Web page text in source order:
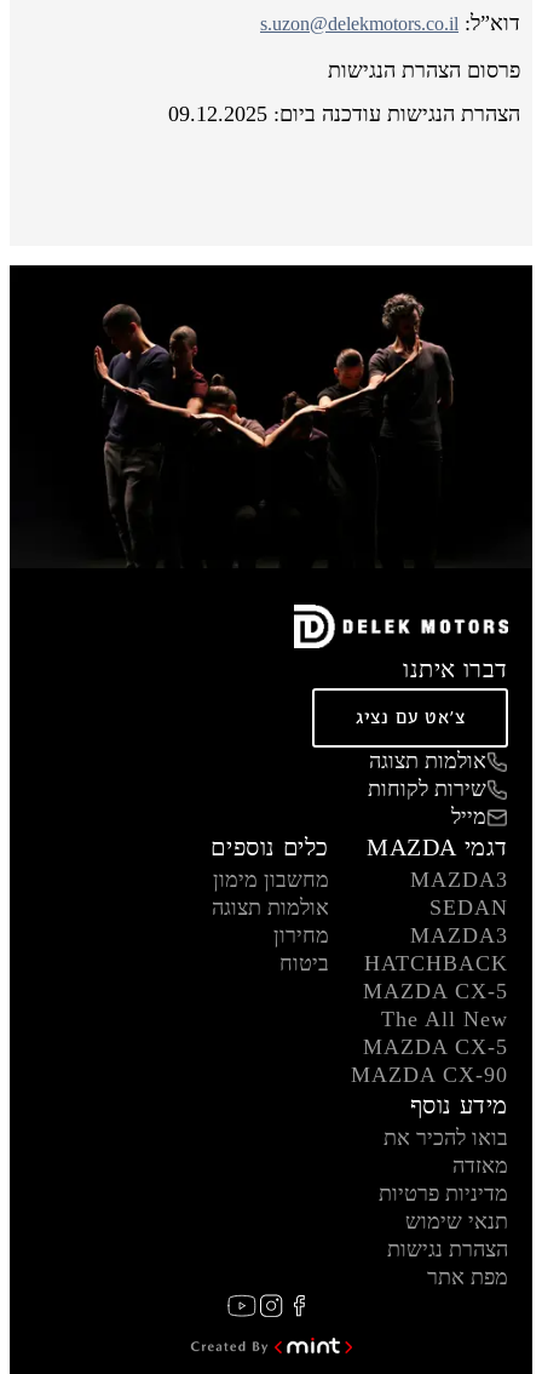
דוא”ל: s.uzon@delekmotors.co.il
פרסום הצהרת הנגישות
הצהרת הנגישות עודכנה ביום: 09.12.2025
דברו איתנו
צ'אט עם נציג
אולמות תצוגה
שירות לקוחות
מייל
דגמי MAZDA
MAZDA3
SEDAN
MAZDA3
HATCHBACK
MAZDA CX-5
The All New
MAZDA CX-5
MAZDA CX-90
כלים נוספים
מחשבון מימון
אולמות תצוגה
מחירון
ביטוח
מידע נוסף
בואו להכיר את
מאזדה
מדיניות פרטיות
תנאי שימוש
הצהרת נגישות
מפת אתר